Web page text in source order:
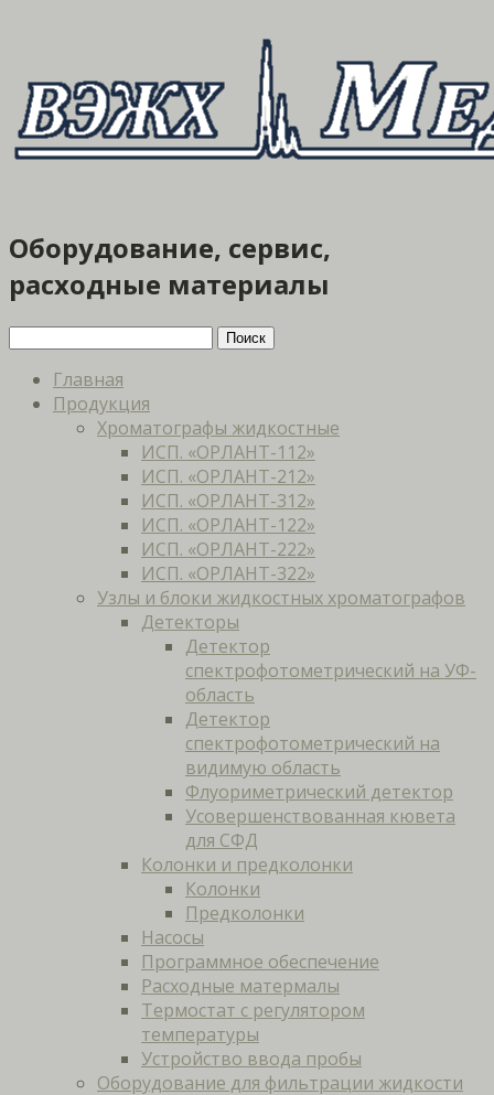
Оборудование, сервис,
расходные материалы
Главная
Продукция
Хроматографы жидкостные
ИСП. «ОРЛАНТ-112»
ИСП. «ОРЛАНТ-212»
ИСП. «ОРЛАНТ-312»
ИСП. «ОРЛАНТ-122»
ИСП. «ОРЛАНТ-222»
ИСП. «ОРЛАНТ-322»
Узлы и блоки жидкостных хроматографов
Детекторы
Детектор
спектрофотометрический на УФ-
область
Детектор
спектрофотометрический на
видимую область
Флуориметрический детектор
Усовершенствованная кювета
для СФД
Колонки и предколонки
Колонки
Предколонки
Насосы
Программное обеспечение
Расходные матермалы
Термостат с регулятором
температуры
Устройство ввода пробы
Оборудование для фильтрации жидкости